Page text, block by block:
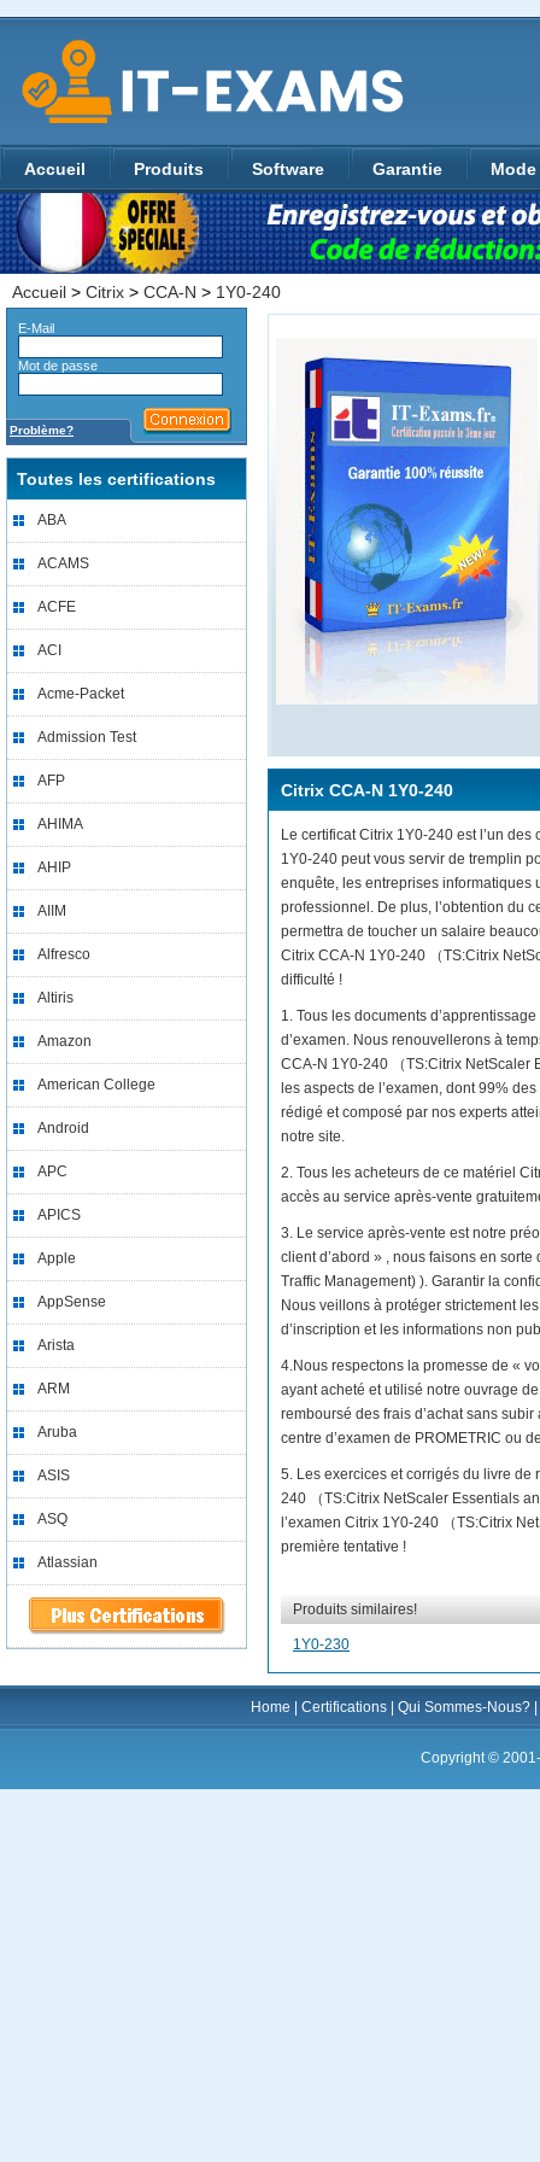
Accueil Produits Software Garantie
Accueil > Citrix > CCA-N > 1Y0-240
E-Mail
Mot de passe
Problème?
Toutes les certifications
ABA
ACAMS
ACFE
ACI
Acme-Packet
Admission Test
AFP
AHIMA
AHIP
AIIM
Alfresco
Altiris
Amazon
American College
Android
APC
APICS
Apple
AppSense
Arista
ARM
Aruba
ASIS
ASQ
Atlassian
Citrix CCA-N 1Y0-240
Le certificat Citrix 1Y0-240 est l’un
1Y0-240 peut vous servir de tremplin
enquête, les entreprises informatiques
professionnel. De plus, l’obtention du
permettra de toucher un salaire
Citrix CCA-N 1Y0-240 （TS:Citrix
difficulté !
1. Tous les documents
d’examen. Nous renouvellerons à
CCA-N 1Y0-240 （TS:Citrix NetScaler
les aspects de l’examen, dont 99%
rédigé et composé par nos experts
notre site.
2. Tous les acheteurs de ce matériel
accès au service après-vente
3. Le service après-vente est notre
client d’abord » , nous faisons en
Traffic Management) ). Garantir la
Nous veillons à protéger strictement
d’inscription et les informations non
4.Nous respectons la promesse de «
ayant acheté et utilisé notre ouvrage
remboursé des frais d’achat sans
centre d’examen de PROMETRIC ou
5. Les exercices et corrigés du livre de
240 （TS:Citrix NetScaler Essentials
l’examen Citrix 1Y0-240 （TS:Citrix
première tentative !
Produits similaires!
1Y0-230
Home Certifications Qui Sommes-Nous?
Copyright ©